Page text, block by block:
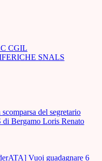
CGIL
SNALS
del segretario
Bergamo Loris Renato
Vuoi guadagnare 6